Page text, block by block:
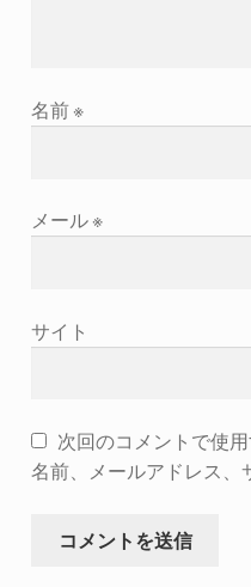
名前※
メール※
サイト
次回のコメントで使
名前、メールアドレス、